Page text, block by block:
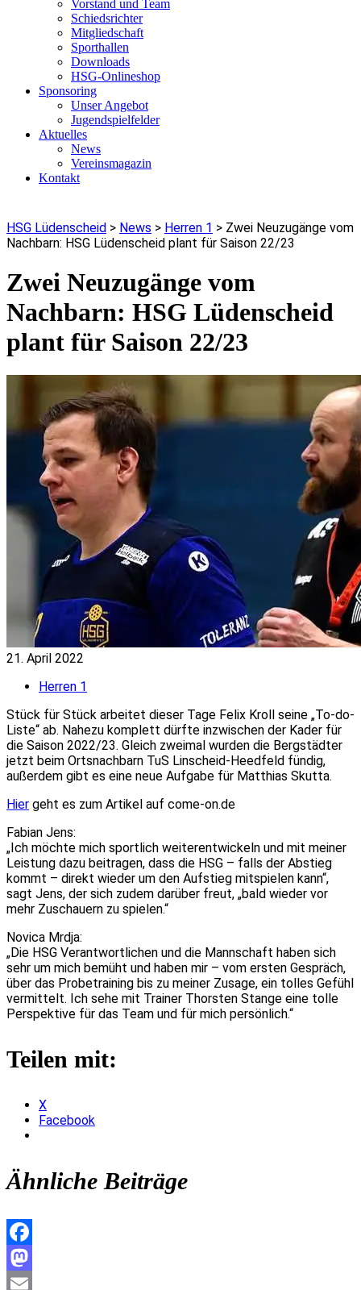
Vorstand und Team
Schiedsrichter
Mitgliedschaft
Sporthallen
Downloads
HSG-Onlineshop
Sponsoring
Unser Angebot
Jugendspielfelder
Aktuelles
News
Vereinsmagazin
Kontakt
HSG Lüdenscheid > News > Herren 1 > Zwei Neuzugänge vom
Nachbarn: HSG Lüdenscheid plant für Saison 22/23
Zwei Neuzugänge vom
Nachbarn: HSG Lüdenscheid
plant für Saison 22/23
21. April 2022
Herren 1
Stück für Stück arbeitet dieser Tage Felix Kroll seine „To-do-
Liste“ ab. Nahezu komplett dürfte inzwischen der Kader für
die Saison 2022/23. Gleich zweimal wurden die Bergstädter
jetzt beim Ortsnachbarn TuS Linscheid-Heedfeld fündig,
außerdem gibt es eine neue Aufgabe für Matthias Skutta.
Hier geht es zum Artikel auf come-on.de
Fabian Jens:
„Ich möchte mich sportlich weiterentwickeln und mit meiner
Leistung dazu beitragen, dass die HSG – falls der Abstieg
kommt – direkt wieder um den Aufstieg mitspielen kann“,
sagt Jens, der sich zudem darüber freut, „bald wieder vor
mehr Zuschauern zu spielen.“
Novica Mrdja:
„Die HSG Verantwortlichen und die Mannschaft haben sich
sehr um mich bemüht und haben mir – vom ersten Gespräch,
über das Probetraining bis zu meiner Zusage, ein tolles Gefühl
vermittelt. Ich sehe mit Trainer Thorsten Stange eine tolle
Perspektive für das Team und für mich persönlich.“
Teilen mit:
X
Facebook
Ähnliche Beiträge
Facebook
Mastodon